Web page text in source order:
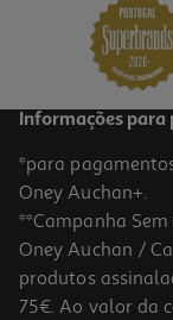
Informações
*para
Oney Auchan+.
**Campanha
Oney Auchan /
produtos
75€. Ao valor da